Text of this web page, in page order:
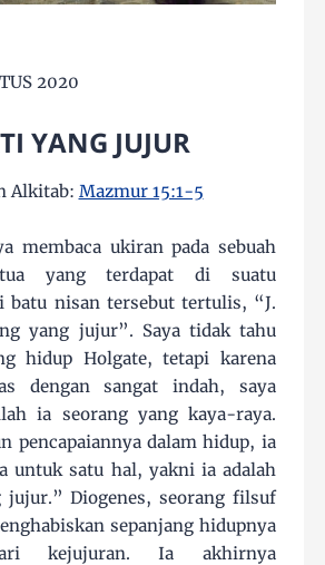
2020
YANG JUJUR
Alkitab: Mazmur 15:1-5
membaca ukiran pada sebuah
yang terdapat di suatu
batu nisan tersebut tertulis, “J.
yang jujur”. Saya tidak tahu
hidup Holgate, tetapi karena
dengan sangat indah, saya
ia seorang yang kaya-raya.
pencapaiannya dalam hidup, ia
untuk satu hal, yakni ia adalah
jujur.” Diogenes, seorang filsuf
sepanjang hidupnya
kejujuran. Ia akhirnya